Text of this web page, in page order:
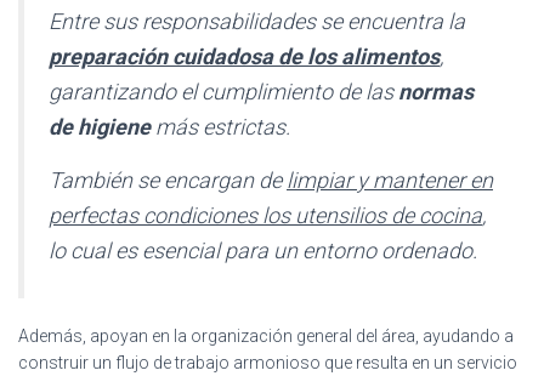
Entre sus responsabilidades se encuentra la
preparación cuidadosa de los alimentos,
garantizando el cumplimiento de lasnormas
de higienemás estrictas.
También se encargan delimpiar y mantener en
perfectas condiciones los utensilios de cocina,
lo cual es esencial para un entorno ordenado.
Además, apoyan en la organización general del área, ayudando a
construir un flujo de trabajo armonioso que resulta en un servicio